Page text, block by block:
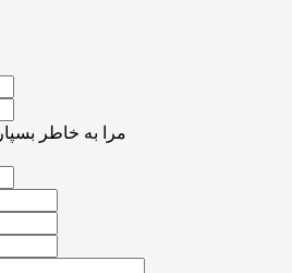
مرا به خاطر بسپار